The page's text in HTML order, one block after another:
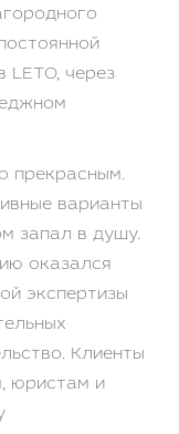
LETO, через
прекрасным.
варианты
запал в душу.
оказался
экспертизы
Клиенты
юристам и